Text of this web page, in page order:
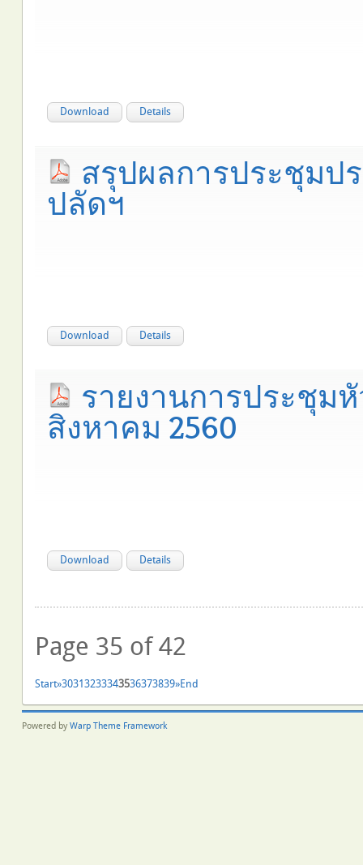
Download Details
สรุปผลการประชุมป
ปลัดฯ
Download Details
รายงานการประชุม
สิงหาคม 2560
Download Details
Page 35 of 42
Start»3031 3233343536373839»End
Powered by Warp Theme Framework